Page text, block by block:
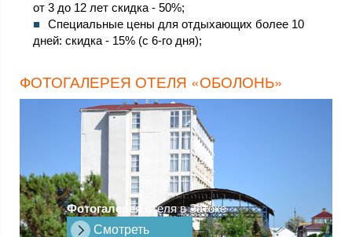
от 3 до 12 лет скидка - 50%;
Специальные цены для отдыхающих более 10
дней: скидка - 15% (с 6-го дня);
ФОТОГАЛЕРЕЯ ОТЕЛЯ «ОБОЛОНЬ»
Фотогалерея
отеля в Затоке
Смотреть